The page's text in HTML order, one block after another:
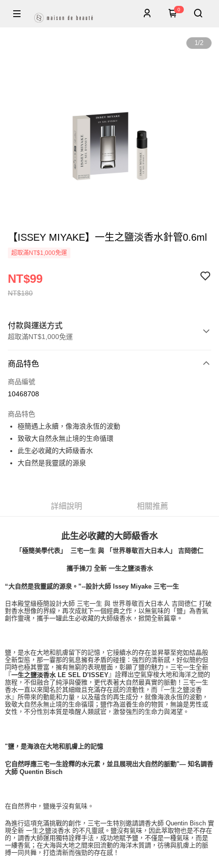
0
1/2
【ISSEY MIYAKE】一生之鹽淡香水針管0.6ml
超取滿NT$1,000免運
NT$180
NT$99
付款與運送方式
超取滿NT$1,000免運
信用卡一次付款
ATM付款
運送方式
付款後全家取貨
每筆NT$80，滿NT$1,000(含以上)免運費
付款後萊爾富取貨
每筆NT$80，滿NT$1,000(含以上)免運費
每筆NT$80，滿NT$1,000(含以上)免運費
商品特色
商品編號
10468708
商品特色
極簡遇上永續，像海浪永恆的波動
致敬大自然永無止境的生命循環
此生必收藏的大師級香水
大自然是我靈感的源泉
詳細說明 相關推薦
此生必收藏的大師級香水
「極簡美學代表」 三宅一生 與 「世界尊敬百大日本人」 吉岡德仁
攜手操刀 全新 一生之鹽淡香水
“大自然是我靈感的源泉。”--設計大師 Issey Miyake 三宅一生
日本殿堂級極簡設計大師 三宅一生 與 世界尊敬百大日本人 吉岡德仁 打破
對香水想像的界線，再次成就下一個經典之作，以無氣味的「鹽」為香氣
創作靈魂，攜手一罐此生必收藏的大師級香水，掀開全新篇章。
鹽，是水在大地和肌膚留下的記憶，它接續水的存在並昇華至宛如結晶般
全新型態，那一霎那的氣息擁有矛盾的碰撞：強烈的清新感，好似簡約但
同時也極其豐富，擁有無窮的表現層面，彰顯了鹽的魅力。三宅一生全新
『一生之鹽淡香水 LE SEL D’ISSEY 』詮釋出空氣穿梭大地和海洋之間的
旅程，不但融合了純淨與優雅，更代表著大自然最真實的脈動！三宅一生
香水一直以來聞名於其細緻且充滿存在感的流動性，而『一生之鹽淡香
水』所帶來的動能和力量，以及蘊含的再生成分，就像海浪永恆的波動，
致敬大自然永無止境的生命循環；鹽作為滋養生命的物質，無論是男性或
女性，不分性別本質是喚醒人類感官，激發強烈的生命力與渴望。
"鹽，是海浪在大地和肌膚上的記憶
它自然呼應三宅一生詮釋的水元素，並且展現出大自然的脈動"— 知名調香
大師 Quentin Bisch
在自然界中，鹽幾乎沒有氣味。
為進行這項充滿挑戰的創作，三宅一生特別邀請調香大師 Quentin Bisch 實
現全新 一生之鹽淡香水 的不凡靈感。鹽沒有氣味，因此萃取物也是不存在
的，調香大師運用獨特詮釋手法，成功地賦予鹽，不僅是一種氣味，而是
一縷香氣；在大海與大地之間來回流動的海洋木質調，彷彿與肌膚上的脈
搏一同共舞，打造清新而強勁的存在感！